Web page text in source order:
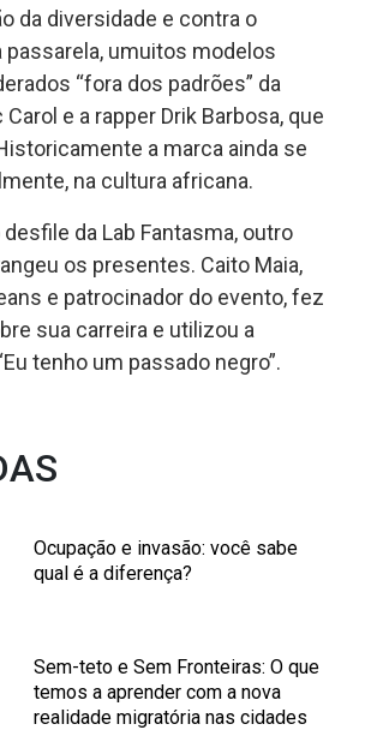
da diversidade e contra o
passarela, umuitos modelos
“fora dos padrões” da
e a rapper Drik Barbosa, que
a marca ainda se
na cultura africana.
da Lab Fantasma, outro
os presentes. Caito Maia,
e patrocinador do evento, fez
sua carreira e utilizou a
tenho um passado negro”.
Ocupação e invasão: você sabe
qual é a diferença?
Sem-teto e Sem Fronteiras: O que
temos a aprender com a nova
realidade migratória nas cidades